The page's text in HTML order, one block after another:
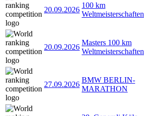
20.09.2026
100 km
Weltmeisterschaften
20.09.2026
Masters 100 km
Weltmeisterschaften
27.09.2026
BMW BERLIN-
MARATHON